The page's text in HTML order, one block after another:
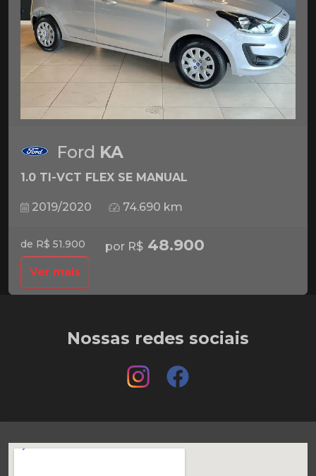
Ford KA
1.0 TI-VCT FLEX SE MANUAL
2019/2020 74.690 km
de R$ 51.900 por R$ 48.900
Ver mais
Nossas redes sociais